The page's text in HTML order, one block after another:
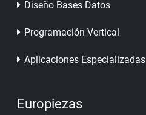
Diseño Bases Datos
Programación Vertical
Aplicaciones Especializadas
Europiezas